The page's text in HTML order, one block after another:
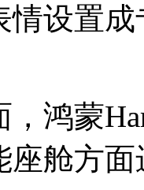
情设置
蒙
座舱方